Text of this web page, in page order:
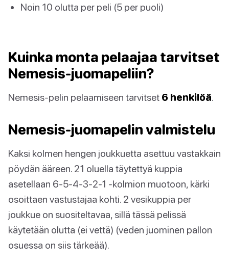
Noin 10 olutta per peli (5 per puoli)
Kuinka monta pelaajaa tarvitset
Nemesis-juomapeliin?
Nemesis-pelin pelaamiseen tarvitset 6 henkilöä.
Nemesis-juomapelin valmistelu
Kaksi kolmen hengen joukkuetta asettuu vastakkain
pöydän ääreen. 21 oluella täytettyä kuppia
asetellaan 6-5-4-3-2-1 -kolmion muotoon, kärki
osoittaen vastustajaa kohti. 2 vesikuppia per
joukkue on suositeltavaa, sillä tässä pelissä
käytetään olutta (ei vettä) (veden juominen pallon
osuessa on siis tärkeää).